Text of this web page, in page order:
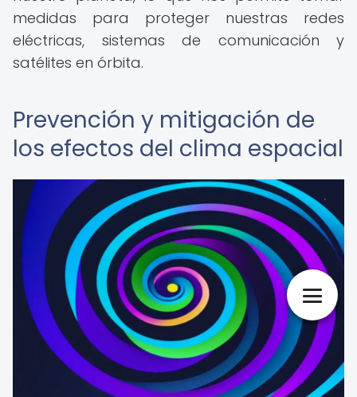
medidas para proteger nuestras redes
eléctricas, sistemas de comunicación y
satélites en órbita.
Prevención y mitigación de
los efectos del clima espacial